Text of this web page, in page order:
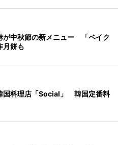
が中秋節の新メニュー 「ベイク
月餅も
国料理店「Social」 韓国定番料